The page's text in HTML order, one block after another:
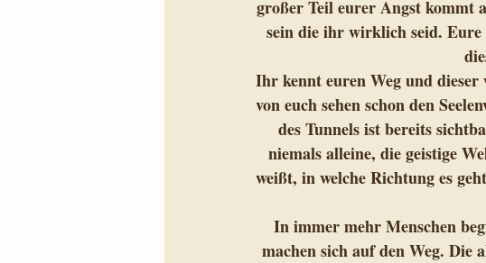
großer Teil eurer Angst kommt
sein die ihr wirklich seid. Eure
Ihr kennt euren Weg und
von euch sehen schon den
des Tunnels ist bereits
niemals alleine, die geistige
weißt, in welche Richtung es
In immer mehr Menschen
machen sich auf den Weg.